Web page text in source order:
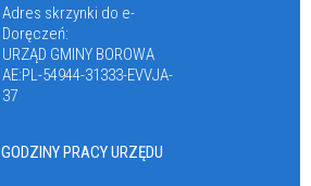
Adres skrzynki do e-
Doręczeń:
URZĄD GMINY BOROWA
AE:PL-54944-31333-EVVJA-
37
GODZINY PRACY URZĘDU